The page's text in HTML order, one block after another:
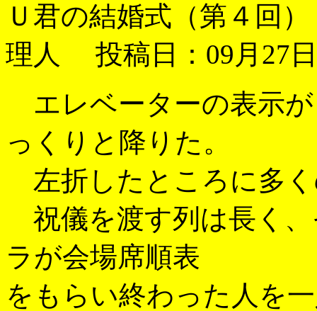
Ｕ君の結婚式（第４
理人 投稿日：09月27日
エレベーターの表示
っくりと降りた。
左折したところに多
祝儀を渡す列は長く
ラが会場席順表
をもらい終わった人を